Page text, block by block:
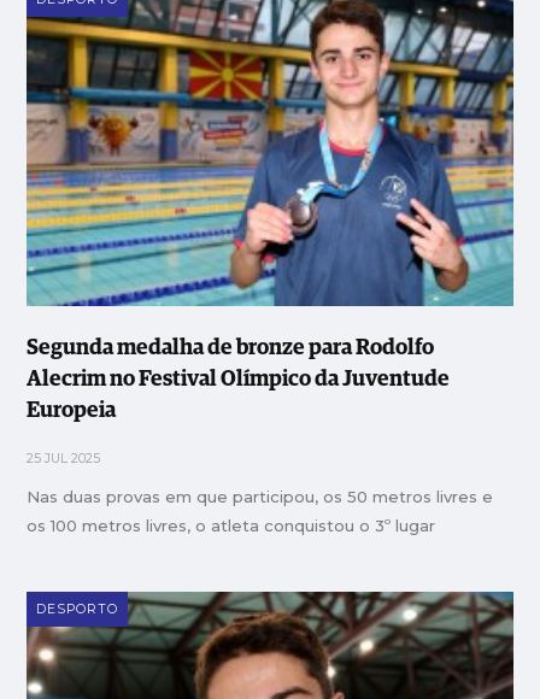
Segunda medalha de bronze para Rodolfo
Alecrim no Festival Olímpico da Juventude
Europeia
25 JUL 2025
Nas duas provas em que participou, os 50 metros livres e
os 100 metros livres, o atleta conquistou o 3º lugar
DESPORTO